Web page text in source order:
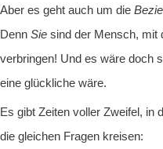
Aber es geht auch um die
Denn Sie sind der Mensch, mit
verbringen! Und es wäre doch
eine glückliche wäre.
Es gibt Zeiten voller Zweifel, in
die gleichen Fragen kreisen: